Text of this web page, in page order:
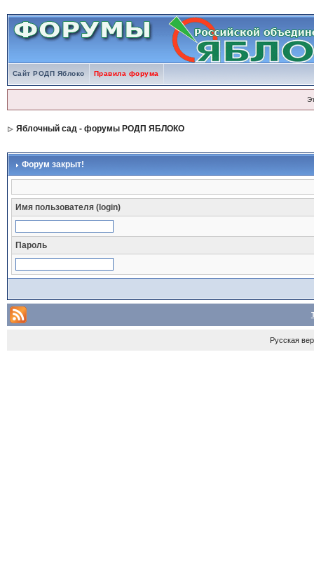
Сайт РОДП Яблоко Правила форума
Яблочный сад - форумы РОДП ЯБЛОКО
Форум закрыт!
Имя пользователя (login)
Пароль
Русская